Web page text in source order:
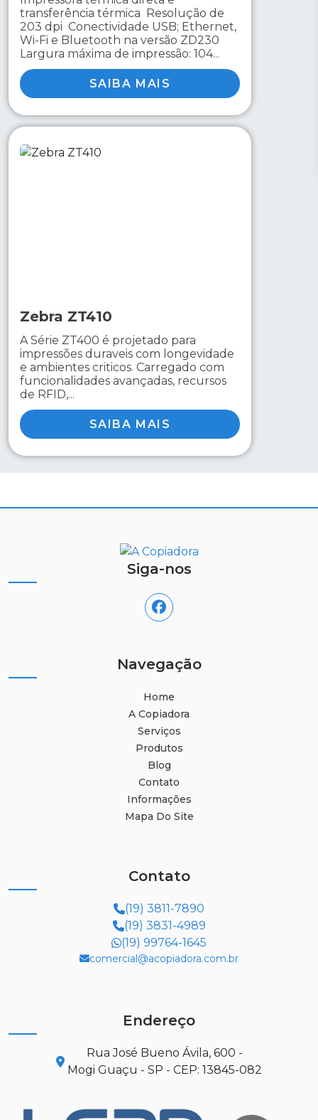
transferência térmica Resolução de
203 dpi Conectividade USB; Ethernet,
Wi-Fi e Bluetooth na versão ZD230
Largura máxima de impressão: 104...
SAIBA MAIS
Zebra ZT410
A Série ZT400 é projetado para
impressões duraveis com longevidade
e ambientes criticos. Carregado com
funcionalidades avançadas, recursos
de RFID,...
SAIBA MAIS
Siga-nos
Navegação
Home
A Copiadora
Serviços
Produtos
Blog
Contato
Informações
Mapa Do Site
Contato
(19) 3811-7890
(19) 3831-4989
(19) 99764-1645
comercial@acopiadora.com.br
Endereço
Rua José Bueno Ávila, 600 -
Mogi Guaçu - SP - CEP: 13845-082